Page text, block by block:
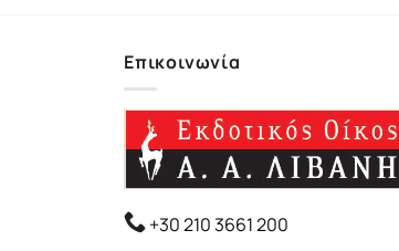
Επικοινωνία
+30 210 3661 200